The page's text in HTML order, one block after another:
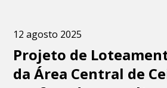
12 agosto 2025
Projeto de
da Área Central de